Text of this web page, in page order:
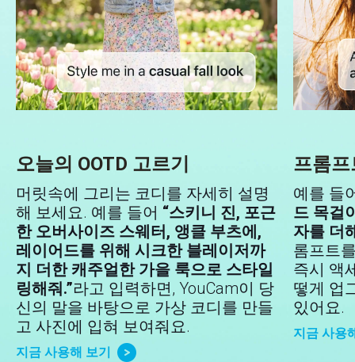
오늘의 OOTD 고르기
머릿속에 그리는 코디를 자세히 설명
해 보세요. 예를 들어 “스키니 진, 포근
한 오버사이즈 스웨터, 앵클 부츠에,
레이어드를 위해 시크한 블레이저까
지 더한 캐주얼한 가을 룩으로 스타일
링해줘.”라고 입력하면, YouCam이 당
신의 말을 바탕으로 가상 코디를 만들
고 사진에 입혀 보여줘요.
지금 사용해 보기
프롬
예를 들
드 목걸
자를 더
롬프트
즉시 액
떻게 업
있어요.
지금 사용